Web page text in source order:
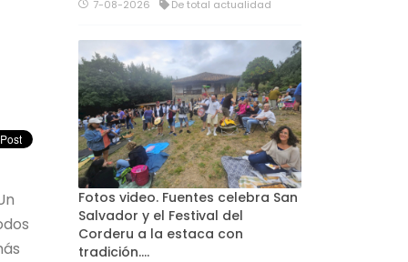
7-08-2026 De total actualidad
Fotos video. Fuentes celebra San
Salvador y el Festival del
Corderu a la estaca con
tradición....